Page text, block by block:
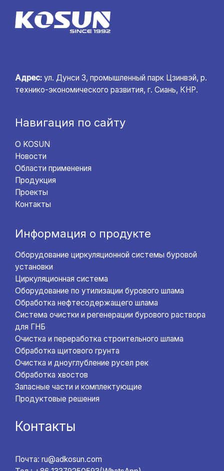
Адрес: ул. Дунси 3, промышленный парк Цзинвэй, р.
технико-экономического развития, г. Сиань, КНР.
Навигация по сайту
О KOSUN
Новости
Области применения
Продукция
Проекты
Контакты
Информация о продукте
Оборудование циркуляционной системы буровой
установки
Циркуляционная система
Оборудование по утилизации бурового шлама
Обработка нефтесодержащего шлама
Система очистки и регенерации бурового раствора
для ГНБ
Очистка и переработка строительного шлама
Обработка щитового грунта
Очистка и дноуглубление русел рек
Обработка хвостов
Запасные части и комплектующие
Продуктовые решения
Контакты
Почта: ru@adkosun.com